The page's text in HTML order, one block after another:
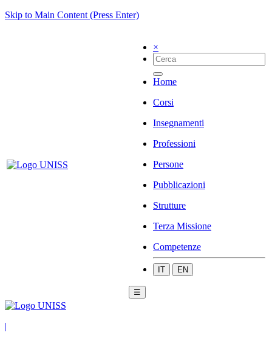
Skip to Main Content (Press Enter)
×
Home
Corsi
Insegnamenti
Professioni
Persone
Pubblicazioni
Strutture
Terza Missione
Competenze
IT EN
☰
|